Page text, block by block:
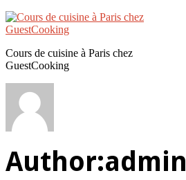
Cours de cuisine à Paris chez
GuestCooking
Author:admin